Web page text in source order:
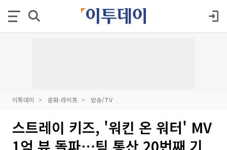
이투데이 문화·라이프 방송/TV
스트레이 키즈, '워킨 온 워터' MV
1억 뷰 돌파⋯팀 통산 20번째 기